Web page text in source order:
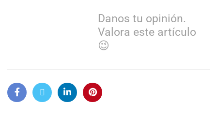
Danos tu opinión.
Valora este artículo
😉